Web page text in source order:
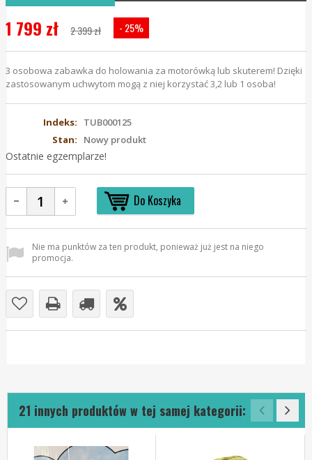
1 799 zł 2 399 zł - 25%
3 osobowa zabawka do holowania za motorówką lub skuterem! Dzięki
zastosowanym uchwytom mogą z niej korzystać 3,2 lub 1 osoba!
Indeks:
TUB000125
Stan:
Nowy produkt
Ostatnie egzemplarze!
Do Koszyka
Nie ma punktów za ten produkt, ponieważ już jest na niego
promocja.
21 innych produktów w tej samej kategorii: